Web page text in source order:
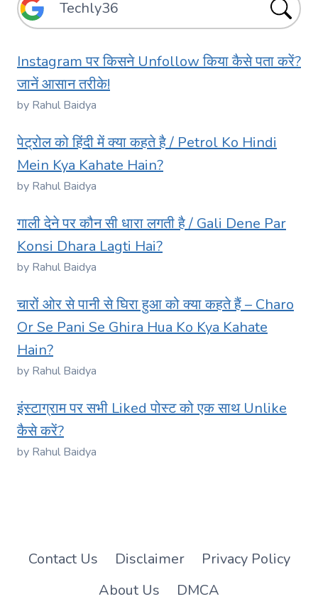
Instagram पर किसने Unfollow किया कैसे पता करें?
जानें आसान तरीके!
by Rahul Baidya
पेट्रोल को हिंदी में क्या कहते है / Petrol Ko Hindi
Mein Kya Kahate Hain?
by Rahul Baidya
गाली देने पर कौन सी धारा लगती है / Gali Dene Par
Konsi Dhara Lagti Hai?
by Rahul Baidya
चारों ओर से पानी से घिरा हुआ को क्या कहते हैं – Charo
Or Se Pani Se Ghira Hua Ko Kya Kahate
Hain?
by Rahul Baidya
इंस्टाग्राम पर सभी Liked पोस्ट को एक साथ Unlike
कैसे करें?
by Rahul Baidya
Contact Us Disclaimer
Privacy Policy
About Us
DMCA